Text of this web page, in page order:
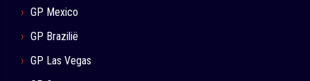
GP Mexico
GP Brazilië
GP Las Vegas